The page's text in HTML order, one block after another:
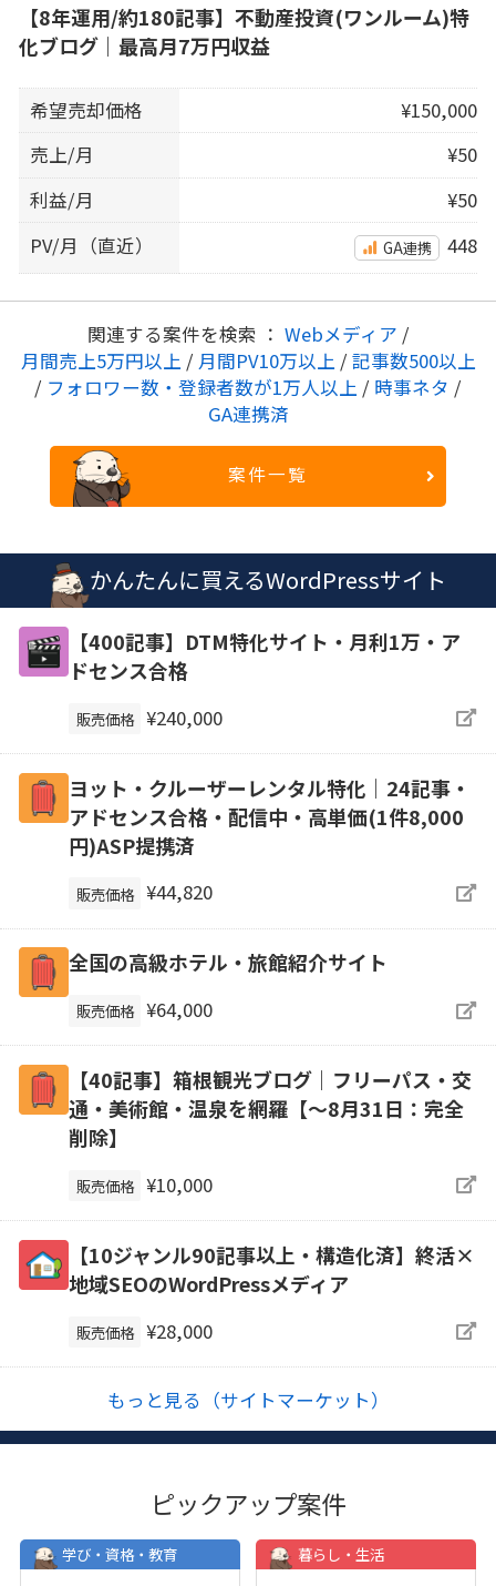
【8年運用/約180記事】不動産投資(ワンルーム)特
化ブログ｜最高月7万円収益
希望売却価格
¥150,000
売上/月
¥50
利益/月
¥50
PV/月（直近）
GA連携 448
関連する案件を検索 ： Webメディア /
月間売上5万円以上 / 月間PV10万以上 / 記事数500以上
/ フォロワー数・登録者数が1万人以上 / 時事ネタ /
GA連携済
案件一覧
かんたんに買えるWordPressサイト
【400記事】DTM特化サイト・月利1万・ア
ドセンス合格
販売価格 ¥240,000
ヨット・クルーザーレンタル特化｜24記事・
アドセンス合格・配信中・高単価(1件8,000
円)ASP提携済
販売価格 ¥44,820
全国の高級ホテル・旅館紹介サイト
販売価格 ¥64,000
【40記事】箱根観光ブログ｜フリーパス・交
通・美術館・温泉を網羅【～8月31日：完全
削除】
販売価格 ¥10,000
【10ジャンル90記事以上・構造化済】終活×
地域SEOのWordPressメディア
販売価格 ¥28,000
もっと見る（サイトマーケット）
ピックアップ案件
学び・資格・教育
暮らし・生活